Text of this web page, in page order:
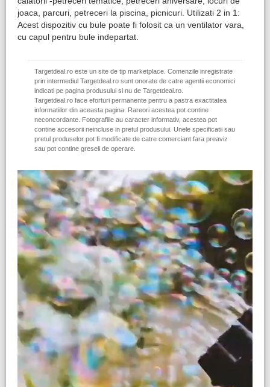
joaca, parcuri, petreceri la piscina, picnicuri. Utilizati 2 in 1:
Acest dispozitiv cu bule poate fi folosit ca un ventilator vara,
cu capul pentru bule indepartat.
Targetdeal.ro este un site de tip marketplace. Comenzile inregistrate
prin intermediul Targetdeal.ro sunt onorate de catre agentii economici
indicati pe pagina produsului si nu de Targetdeal.ro.
Targetdeal.ro face eforturi permanente pentru a pastra exactitatea
informatiilor din aceasta pagina. Rareori acestea pot contine
neconcordante. Fotografiile au caracter informativ, acestea pot
contine accesorii neincluse in pretul produsului. Unele specificatii sau
pretul produselor pot fi modificate de catre comerciant fara preaviz
sau pot contine greseli de operare.